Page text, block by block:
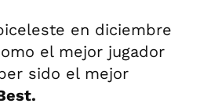
en diciembre
el mejor jugador
sido el mejor